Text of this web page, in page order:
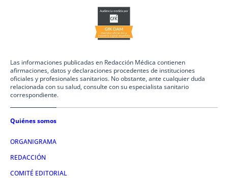
Las informaciones publicadas en Redacción Médica contienen
afirmaciones, datos y declaraciones procedentes de instituciones
oficiales y profesionales sanitarios. No obstante, ante cualquier duda
relacionada con su salud, consulte con su especialista sanitario
correspondiente.
Quiénes somos
ORGANIGRAMA
REDACCIÓN
COMITÉ EDITORIAL